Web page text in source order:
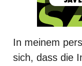
In meinem
sich, dass die